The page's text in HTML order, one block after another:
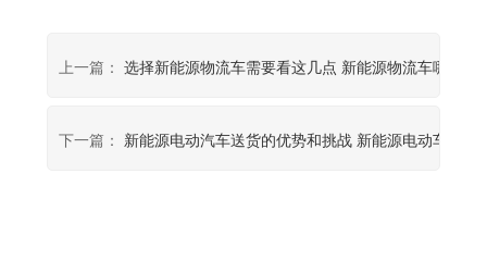
上一篇：选择新能源物流车需要看这几点 新能源物流车哪个好
下一篇： 新能源电动汽车送货的优势和挑战 新能源电动车选择